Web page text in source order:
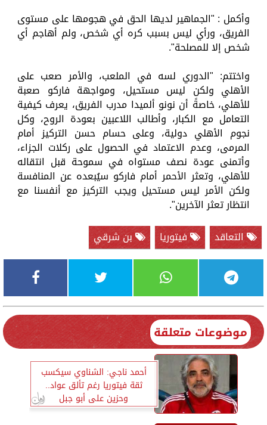
وأكمل : "الجماهير لديها الحق في هجومها على مستوى
الفريق، ورأي ليس بسبب كره أي شخص، ولم أهاجم أي
شخص إلا للمصلحة".
واختتم: "الدوري لسه في الملعب، والأمر صعب على
الأهلي ولكن ليس مستحيل، ومواجهة فاركو صعبة
للأهلي، خاصةً أن نونو ألميدا مدرب الفريق، يعرف كيفية
التعامل مع الكبار، وأطالب اللاعبين بعودة الروح، وكل
نجوم الأهلي دولية، وعلى حسام حسن التركيز أمام
المرمى، وعدم الاعتماد في الحصول على ركلات الجزاء،
وأتمنى عودة نصف مستواه في سموحة قبل انتقاله
للأهلي، وتعثر الأحمر أمام فاركو سيُبعده عن المنافسة
ولكن الأمر ليس مستحيل ويجب التركيز مع أنفسنا مع
انتظار تعثر الآخرين".
التعاقد
فيتوريا بن شرقي
موضوعات متعلقة
أحمد ناجي: الشناوي سيكسب
ثقة فيتوريا رغم تألق عواد..
وحزين على أبو جبل